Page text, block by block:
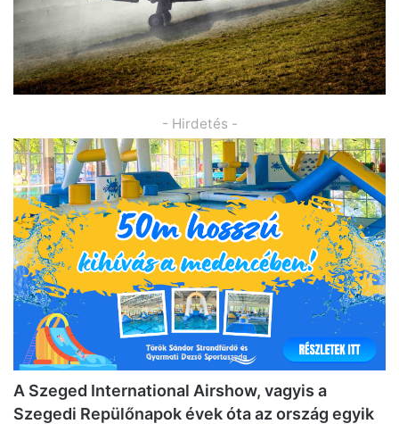
- Hirdetés -
A Szeged International Airshow, vagyis a
Szegedi Repülőnapok évek óta az ország egyik